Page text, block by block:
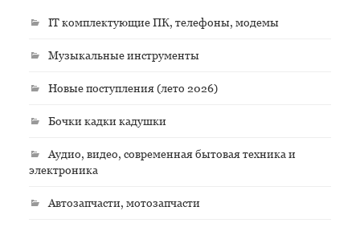
IT комплектующие ПК, телефоны, модемы
Музыкальные инструменты
Новые поступления (лето 2026)
Бочки кадки кадушки
Аудио, видео, современная бытовая техника и
электроника
Автозапчасти, мотозапчасти